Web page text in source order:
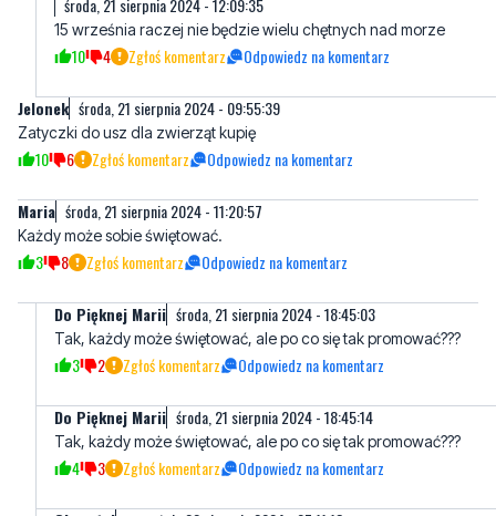
Jelonek środa, 21 sierpnia 2024 - 09:55:39
Zatyczki do usz dla zwierząt kupię
Maria środa, 21 sierpnia 2024 - 11:20:57
Każdy może sobie świętować.
Do Pięknej Marii środa, 21 sierpnia 2024 - 18:45:03
Tak, każdy może świętować, ale po co się tak promować???
Do Pięknej Marii środa, 21 sierpnia 2024 - 18:45:14
Tak, każdy może świętować, ale po co się tak promować???
Obywatel czwartek, 22 sierpnia 2024 - 07:11:13
Świętować ? co ? My Polacy "świętujemy " porażki I tragedie ,